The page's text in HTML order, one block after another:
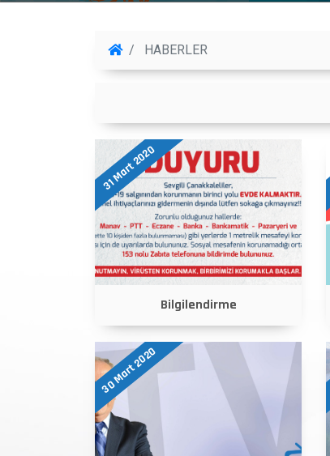
HABERLER
31 Mart 2020
Bilgilendirme
30 Mart 2020